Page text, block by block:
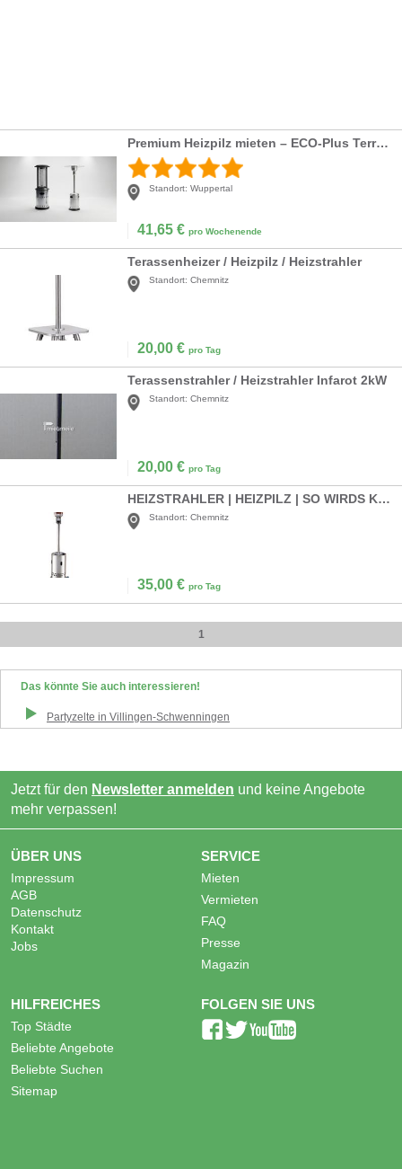
Premium Heizpilz mieten – ECO-Plus Terrassenstrahler (8 kW) für Event & Party
Standort: Wuppertal
41,65 € pro Wochenende
Terassenheizer / Heizpilz / Heizstrahler
Standort: Chemnitz
20,00 € pro Tag
Terassenstrahler / Heizstrahler Infarot 2kW
Standort: Chemnitz
20,00 € pro Tag
HEIZSTRAHLER | HEIZPILZ | SO WIRDS KUSCHLIG
Standort: Chemnitz
35,00 € pro Tag
1
Das könnte Sie auch interessieren!
Partyzelte in Villingen-Schwenningen
Jetzt für den Newsletter anmelden und keine Angebote
mehr verpassen!
ÜBER UNS
Impressum
AGB
Datenschutz
Kontakt
Jobs
SERVICE
Mieten
Vermieten
FAQ
Presse
Magazin
HILFREICHES
Top Städte
Beliebte Angebote
Beliebte Suchen
Sitemap
FOLGEN SIE UNS